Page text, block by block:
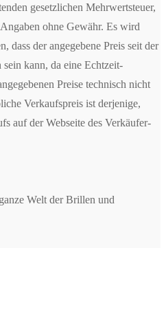
gesetzlichen Mehrwertsteuer,
ohne Gewähr. Es wird
dass der angegebene Preis seit der
kann, da eine Echtzeit-
Preise technisch nicht
Verkaufspreis ist derjenige,
auf der Webseite des Verkäufer-
Welt der Brillen und